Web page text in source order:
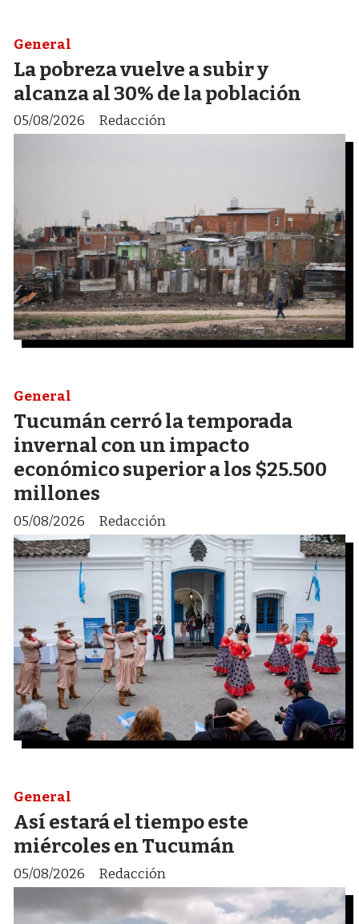
La pobreza vuelve a subir y
alcanza al 30% de la población
Redacción
General
05/08/2026
Tucumán cerró la temporada
invernal con un impacto
económico superior a los $25.500
millones
Redacción
General
05/08/2026
Así estará el tiempo este
miércoles en Tucumán
Redacción
General
05/08/2026